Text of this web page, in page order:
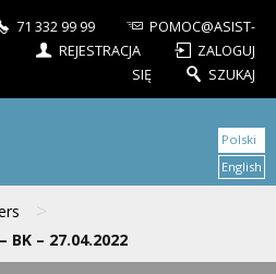
71 332 99 99
POMOC@ASIST-
REJESTRACJA
ZALOGUJ
SIĘ
SZUKAJ
>
– 27.04.2022
Polski
English